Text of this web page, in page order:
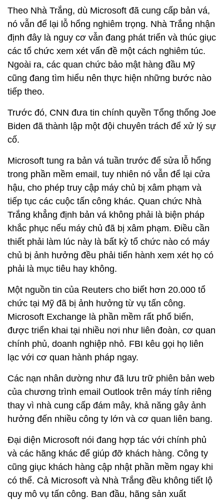
Theo Nhà Trắng, dù Microsoft đã cung cấp bản vá,
nó vẫn để lại lỗ hổng nghiêm trọng. Nhà Trắng nhận
định đây là nguy cơ vẫn đang phát triển và thúc giục
các tổ chức xem xét vấn đề một cách nghiêm túc.
Ngoài ra, các quan chức bảo mật hàng đầu Mỹ
cũng đang tìm hiểu nên thực hiện những bước nào
tiếp theo.
Trước đó, CNN đưa tin chính quyền Tổng thống Joe
Biden đã thành lập một đội chuyên trách để xử lý sự
cố.
Microsoft tung ra bản vá tuần trước để sửa lỗ hổng
trong phần mềm email, tuy nhiên nó vẫn để lại cửa
hậu, cho phép truy cập máy chủ bị xâm phạm và
tiếp tục các cuộc tấn công khác. Quan chức Nhà
Trắng khẳng định bản vá không phải là biện pháp
khắc phục nếu máy chủ đã bị xâm phạm. Điều cần
thiết phải làm lúc này là bất kỳ tổ chức nào có máy
chủ bị ảnh hưởng đều phải tiến hành xem xét họ có
phải là mục tiêu hay không.
Một nguồn tin của Reuters cho biết hơn 20.000 tổ
chức tại Mỹ đã bị ảnh hưởng từ vụ tấn công.
Microsoft Exchange là phần mềm rất phổ biến,
được triển khai tại nhiều nơi như liên đoàn, cơ quan
chính phủ, doanh nghiệp nhỏ. FBI kêu gọi họ liên
lạc với cơ quan hành pháp ngay.
Các nạn nhân dường như đã lưu trữ phiên bản web
của chương trình email Outlook trên máy tính riêng
thay vì nhà cung cấp đám mây, khả năng gây ảnh
hưởng đến nhiều công ty lớn và cơ quan liên bang.
Đại diện Microsoft nói đang hợp tác với chính phủ
và các hãng khác để giúp đỡ khách hàng. Công ty
cũng giục khách hàng cập nhật phần mềm ngay khi
có thể. Cả Microsoft và Nhà Trắng đều không tiết lộ
quy mô vụ tấn công. Ban đầu, hãng sản xuất